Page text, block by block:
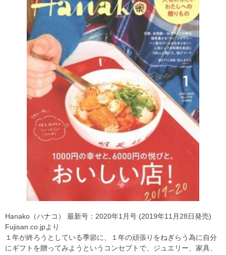
Hanako（ハナコ） 最新号：2020年1月号 (2019年11月28日発売)
Fujisan.co.jpより
１年が終ろうとしている季節に、１年の頑張りをねぎらう為に自分
にギフトを贈ってみようというコンセプトで、ジュエリー、家具、